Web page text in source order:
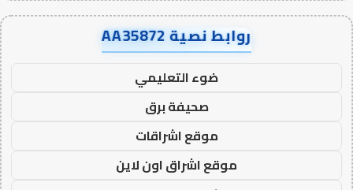
روابط نصية AA35872
ضوء التعليمي
صحيفة برق
موقع اشراقات
موقع اشراق اون لاين